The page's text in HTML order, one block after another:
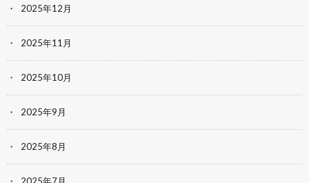
2025年12月
2025年11月
2025年10月
2025年9月
2025年8月